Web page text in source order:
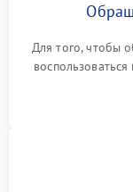
Для того, чтобы
или